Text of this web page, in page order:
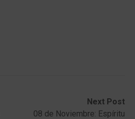
Next Post
08 de Noviembre: Espíritu